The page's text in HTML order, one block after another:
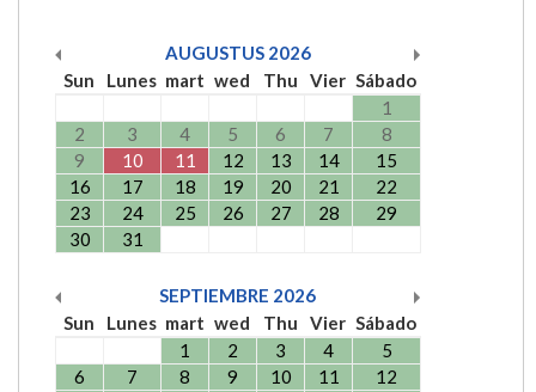
AUGUSTUS 2026
Sun
Lunes mart wed Thu Vier Sábado
1
2
3 4 5 6 7
8
9
10 11 12 13 14
15
16
17 18 19 20 21
22
23
24 25 26 27 28
29
30
31
SEPTIEMBRE 2026
Sun
Lunes mart wed Thu Vier Sábado
1
2 3 4
5
6
7 8 9 10 11
12